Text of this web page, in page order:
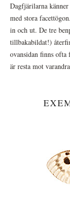
Dagfjärilarna
med stora
in och ut. De tre
tillbakabildat!)
ovansidan finns
är resta mot